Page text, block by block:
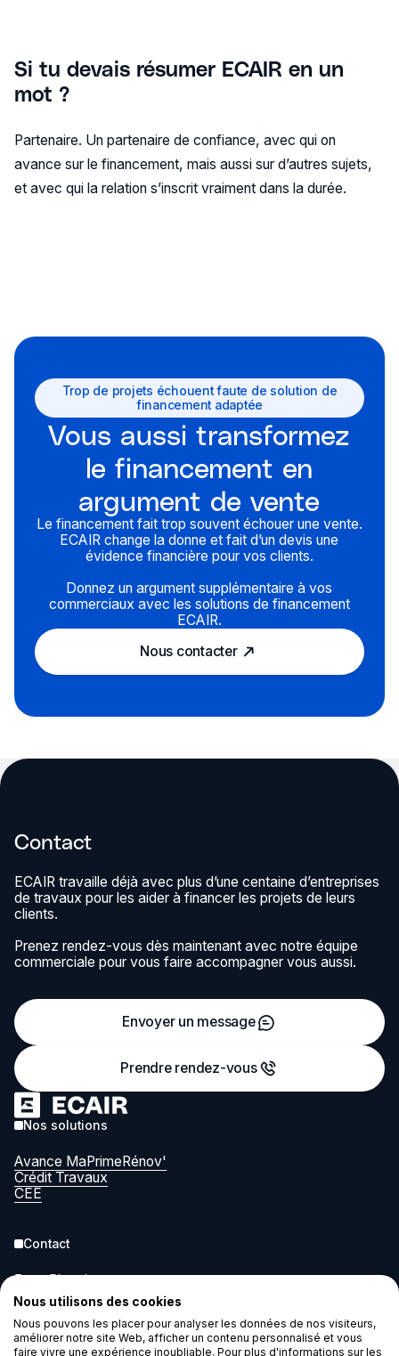
Si tu devais résumer ECAIR en un
mot ?
Partenaire. Un partenaire de confiance, avec qui on
avance sur le financement, mais aussi sur d’autres sujets,
et avec qui la relation s’inscrit vraiment dans la durée.
Trop de projets échouent faute de solution de
financement adaptée
Vous aussi transformez
le financement en
argument de vente
Le financement fait trop souvent échouer une vente.
ECAIR change la donne et fait d’un devis une
évidence financière pour vos clients.
Donnez un argument supplémentaire à vos
commerciaux avec les solutions de financement
ECAIR.
Nous contacter
Contact
ECAIR travaille déjà avec plus d’une centaine d’entreprises
de travaux pour les aider à financer les projets de leurs
clients.
Prenez rendez-vous dès maintenant avec notre équipe
commerciale pour vous faire accompagner vous aussi.
Envoyer un message
Prendre rendez-vous
Nos solutions
Avance MaPrimeRénov'
Crédit Travaux
CEE
Contact
5 rue Pleyel
93200 Saint-Denis
contact@ecair.eco
Nous utilisons des cookies
Nous pouvons les placer pour analyser les données de nos visiteurs,
améliorer notre site Web, afficher un contenu personnalisé et vous
faire vivre une expérience inoubliable. Pour plus d'informations sur les